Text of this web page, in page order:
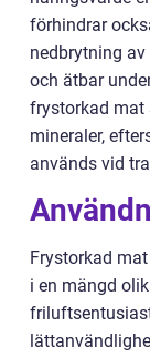
förhindrar
nedbrytning
och ätbar
frystorkad mat
mineraler,
används vid
Frystorkad
i en mängd